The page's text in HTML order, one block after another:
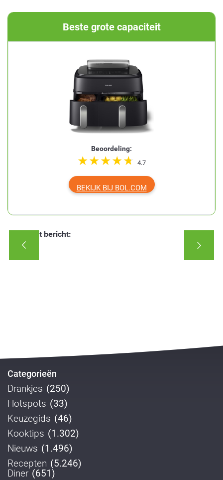
Beste grote capaciteit
Beoordeling:
4.7
BEKIJK BIJ BOL.COM
Deel dit bericht:
Categorieën
Drankjes (250)
Hotspots (33)
Keuzegids (46)
Kooktips (1.302)
Nieuws (1.496)
Recepten (5.246)
Diner (651)